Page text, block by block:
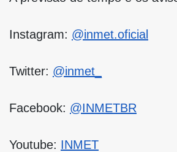
Instagram: @inmet.oficial
Twitter: @inmet_
Facebook: @INMETBR
Youtube: INMET